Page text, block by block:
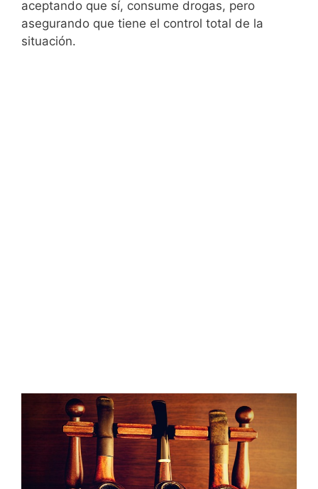
aceptando que sí, consume drogas, pero
asegurando que tiene el control total de la
situación.